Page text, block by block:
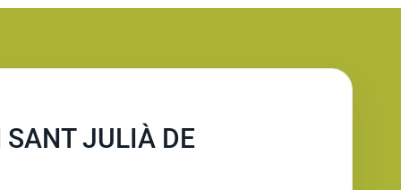
SANT JULIÀ DE